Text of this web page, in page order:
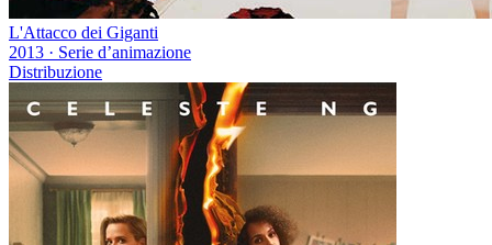
L'Attacco dei Giganti
2013 · Serie d’animazione
Distribuzione